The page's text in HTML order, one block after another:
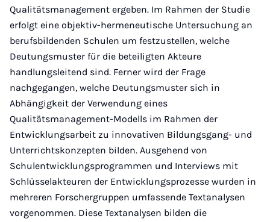
Qualitätsmanagement ergeben. Im Rahmen der Studie
erfolgt eine objektiv-hermeneutische Untersuchung an
berufsbildenden Schulen um festzustellen, welche
Deutungsmuster für die beteiligten Akteure
handlungsleitend sind. Ferner wird der Frage
nachgegangen, welche Deutungsmuster sich in
Abhängigkeit der Verwendung eines
Qualitätsmanagement-Modells im Rahmen der
Entwicklungsarbeit zu innovativen Bildungsgang- und
Unterrichtskonzepten bilden. Ausgehend von
Schulentwicklungsprogrammen und Interviews mit
Schlüsselakteuren der Entwicklungsprozesse wurden in
mehreren Forschergruppen umfassende Textanalysen
vorgenommen. Diese Textanalysen bilden die